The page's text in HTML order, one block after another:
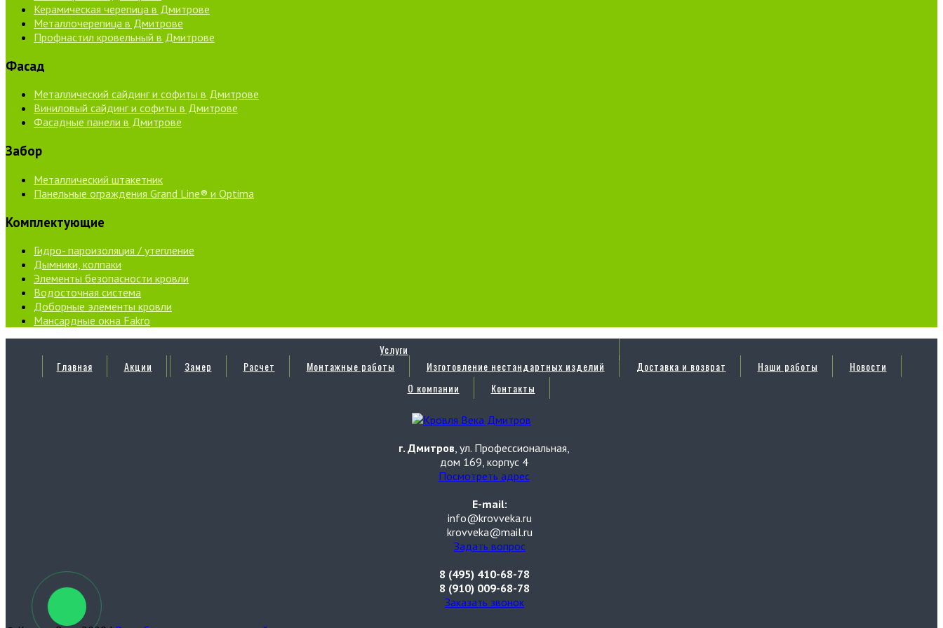
Керамическая черепица в Дмитрове
Металлочерепица в Дмитрове
Профнастил кровельный в Дмитрове
Фасад
Металлический сайдинг и софиты в Дмитрове
Виниловый сайдинг и софиты в Дмитрове
Фасадные панели в Дмитрове
Забор
Металлический штакетник
Панельные ограждения Grand Line® и Optima
Комплектующие
Гидро- пароизоляция / утепление
Дымники, колпаки
Элементы безопасности кровли
Водосточная система
Доборные элементы кровли
Мансардные окна Fakro
Главная Акции
Услуги
Замер
Расчет Монтажные работы Изготовление нестандартных изделий Доставка и возврат Наши работы
Новости
О компании
Контакты
г. Дмитров, ул. Профессиональная,
дом 169, корпус 4
Посмотреть адрес
E-mail:
info@krovveka.ru
krovveka@mail.ru
Задать вопрос
8 (495) 410-68-78
8 (910) 009-68-78
Заказать звонок